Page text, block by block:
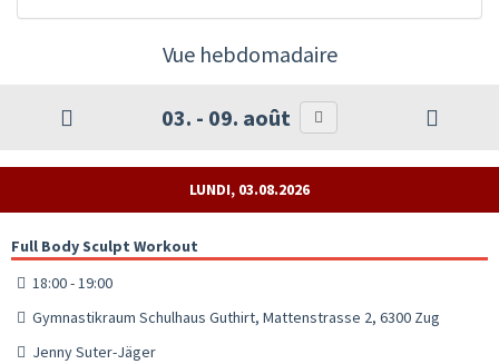
Vue hebdomadaire
03. - 09. août
LUNDI, 03.08.2026
Full Body Sculpt Workout
18:00 - 19:00
Gymnastikraum Schulhaus Guthirt, Mattenstrasse 2, 6300 Zug
Jenny Suter-Jäger